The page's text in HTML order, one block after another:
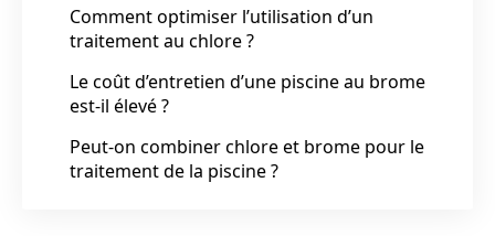
Comment optimiser l’utilisation d’un
traitement au chlore ?
Le coût d’entretien d’une piscine au brome
est-il élevé ?
Peut-on combiner chlore et brome pour le
traitement de la piscine ?